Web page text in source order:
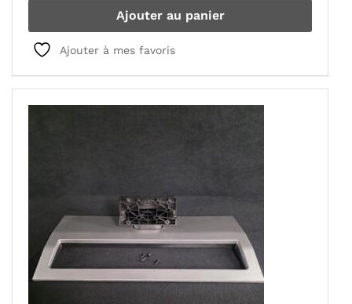
Ajouter au panier
Ajouter à mes favoris